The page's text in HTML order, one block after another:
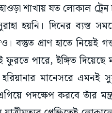
শাখায় যত লোকাল
হয়নি। দিনের ব্যস্ত
প্রাণ হাতে নিয়েই
ফুরতে পারে, ইঙ্গিত
হরিয়ানার মানেসরে এমনই
পদক্ষেপ করবে তাঁর